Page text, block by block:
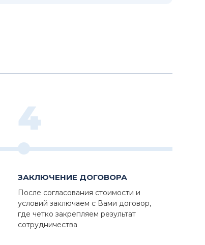
4
ЗАКЛЮЧЕНИЕ ДОГОВОРА
После согласования стоимости и
условий заключаем с Вами договор,
где четко закрепляем результат
сотрудничества